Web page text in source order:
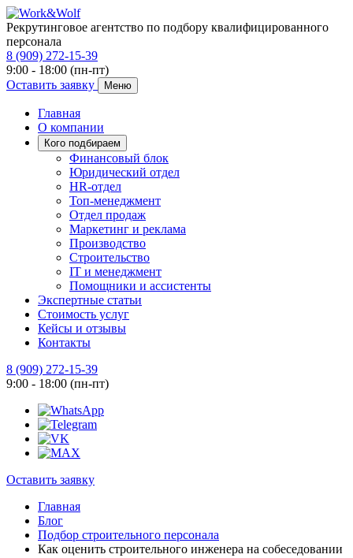
Рекрутинговое агентство по подбору квалифицированного
персонала
8 (909) 272-15-39
9:00 - 18:00 (пн-пт)
Оставить заявку
Меню
Главная
О компании
Кого подбираем
Финансовый блок
Юридический отдел
HR-отдел
Топ-менеджмент
Отдел продаж
Маркетинг и реклама
Производство
Строительство
IT и менеджмент
Помощники и ассистенты
Экспертные статьи
Стоимость услуг
Кейсы и отзывы
Контакты
8 (909) 272-15-39
9:00 - 18:00 (пн-пт)
Оставить заявку
Главная
Блог
Подбор строительного персонала
Как оценить строительного инженера на собеседовании